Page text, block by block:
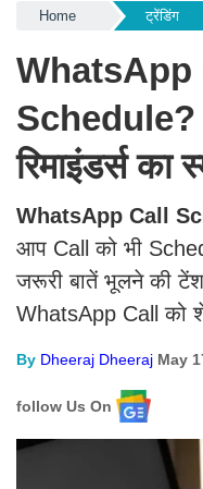
Home ट्रेंडिंग
WhatsApp
Schedule?
रिमाइंडर्स का
WhatsApp Call
आप Call को भी
जरूरी बातें भूलने की
WhatsApp Call को
By Dheeraj Dheeraj May
follow Us On